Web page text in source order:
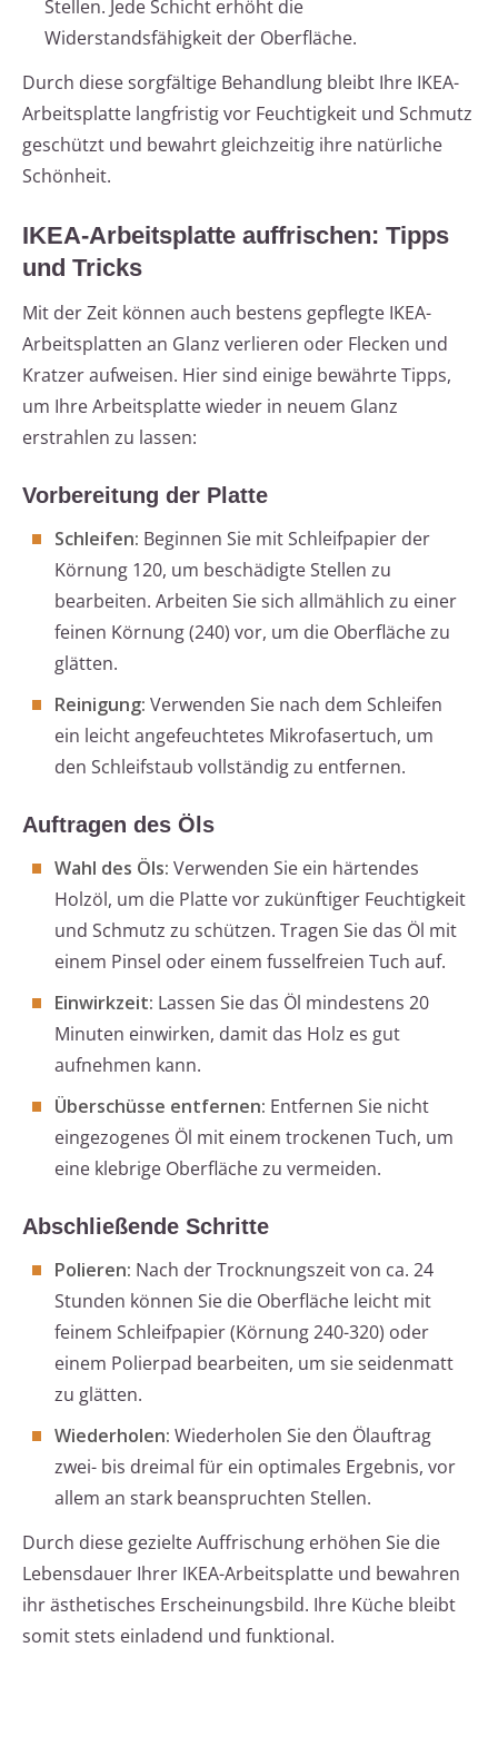
Stellen. Jede Schicht erhöht die
Widerstandsfähigkeit der Oberfläche.
Durch diese sorgfältige Behandlung bleibt Ihre IKEA-
Arbeitsplatte langfristig vor Feuchtigkeit und Schmutz
geschützt und bewahrt gleichzeitig ihre natürliche
Schönheit.
IKEA-Arbeitsplatte auffrischen: Tipps
und Tricks
Mit der Zeit können auch bestens gepflegte IKEA-
Arbeitsplatten an Glanz verlieren oder Flecken und
Kratzer aufweisen. Hier sind einige bewährte Tipps,
um Ihre Arbeitsplatte wieder in neuem Glanz
erstrahlen zu lassen:
Vorbereitung der Platte
Schleifen: Beginnen Sie mit Schleifpapier der
Körnung 120, um beschädigte Stellen zu
bearbeiten. Arbeiten Sie sich allmählich zu einer
feinen Körnung (240) vor, um die Oberfläche zu
glätten.
Reinigung: Verwenden Sie nach dem Schleifen
ein leicht angefeuchtetes Mikrofasertuch, um
den Schleifstaub vollständig zu entfernen.
Auftragen des Öls
Wahl des Öls: Verwenden Sie ein härtendes
Holzöl, um die Platte vor zukünftiger Feuchtigkeit
und Schmutz zu schützen. Tragen Sie das Öl mit
einem Pinsel oder einem fusselfreien Tuch auf.
Einwirkzeit: Lassen Sie das Öl mindestens 20
Minuten einwirken, damit das Holz es gut
aufnehmen kann.
Überschüsse entfernen: Entfernen Sie nicht
eingezogenes Öl mit einem trockenen Tuch, um
eine klebrige Oberfläche zu vermeiden.
Abschließende Schritte
Polieren: Nach der Trocknungszeit von ca. 24
Stunden können Sie die Oberfläche leicht mit
feinem Schleifpapier (Körnung 240-320) oder
einem Polierpad bearbeiten, um sie seidenmatt
zu glätten.
Wiederholen: Wiederholen Sie den Ölauftrag
zwei- bis dreimal für ein optimales Ergebnis, vor
allem an stark beanspruchten Stellen.
Durch diese gezielte Auffrischung erhöhen Sie die
Lebensdauer Ihrer IKEA-Arbeitsplatte und bewahren
ihr ästhetisches Erscheinungsbild. Ihre Küche bleibt
somit stets einladend und funktional.